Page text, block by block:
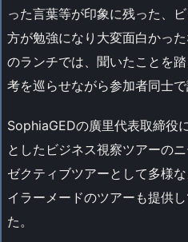
った言葉等が印象に残った、
方が勉強になり大変面白かっ
のランチでは、聞いたことを
考を巡らせながら参加者同士
SophiaGEDの廣里代表取締役
としたビジネス視察ツアーの
ゼクティブツアーとして多様
イラーメードのツアーも提供
た。